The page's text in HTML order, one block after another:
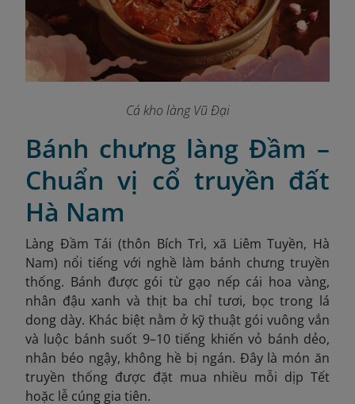
Cá kho làng Vũ Đại
Bánh chưng làng Đầm –
Chuẩn vị cổ truyền đất
Hà Nam
Làng Đầm Tái (thôn Bích Trì, xã Liêm Tuyền, Hà
Nam) nổi tiếng với nghề làm bánh chưng truyền
thống. Bánh được gói từ gạo nếp cái hoa vàng,
nhân đậu xanh và thịt ba chỉ tươi, bọc trong lá
dong dày. Khác biệt nằm ở kỹ thuật gói vuông vắn
và luộc bánh suốt 9–10 tiếng khiến vỏ bánh dẻo,
nhân béo ngậy, không hề bị ngán. Đây là món ăn
truyền thống được đặt mua nhiều mỗi dịp Tết
hoặc lễ cúng gia tiên.